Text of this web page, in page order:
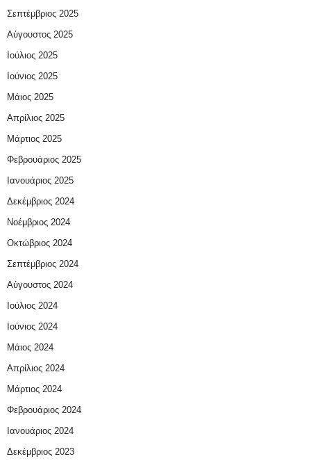
Σεπτέμβριος 2025
Αύγουστος 2025
Ιούλιος 2025
Ιούνιος 2025
Μάιος 2025
Απρίλιος 2025
Μάρτιος 2025
Φεβρουάριος 2025
Ιανουάριος 2025
Δεκέμβριος 2024
Νοέμβριος 2024
Οκτώβριος 2024
Σεπτέμβριος 2024
Αύγουστος 2024
Ιούλιος 2024
Ιούνιος 2024
Μάιος 2024
Απρίλιος 2024
Μάρτιος 2024
Φεβρουάριος 2024
Ιανουάριος 2024
Δεκέμβριος 2023